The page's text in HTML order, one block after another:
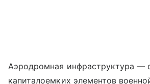
Аэродромная инфраструктура —
капиталоемких элементов